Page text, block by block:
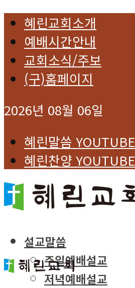
혜린교회소개
예배시간안내
교회소식/주보
(구)홈페이지
2026년 08월 06일
혜린말씀 YOUTUBE
혜린찬양 YOUTUBE
설교말씀
주일예배설교
저녁예배설교